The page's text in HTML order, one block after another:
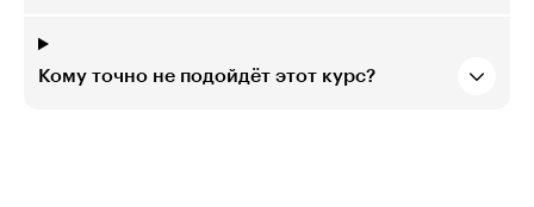
Кому точно не подойдёт этот курс?